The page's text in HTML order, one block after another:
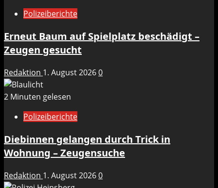
Polizeiberichte
Erneut Baum auf Spielplatz beschädigt –
Zeugen gesucht
Redaktion 1. August 20260
2 Minuten gelesen
Polizeiberichte
Diebinnen gelangen durch Trick in
Wohnung – Zeugensuche
Redaktion 1. August 20260